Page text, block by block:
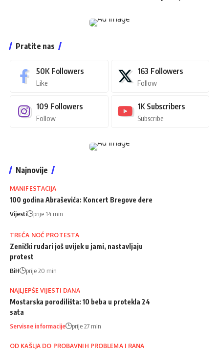
Pratite nas
50K Followers
Like
163 Followers
Follow
109 Followers
Follow
1K Subscribers
Subscribe
Najnovije
MANIFESTACIJA
100 godina Abraševića: Koncert Bregove dere
Vijesti prije 14 min
TREĆA NOĆ PROTESTA
Zenički rudari još uvijek u jami, nastavljaju
protest
BiH prije 20 min
NAJLJEPŠE VIJESTI DANA
Mostarska porodilišta: 10 beba u protekla 24
sata
Servisne informacije prije 27 min
OD KAŠLJA DO PROBAVNIH PROBLEMA I RANA